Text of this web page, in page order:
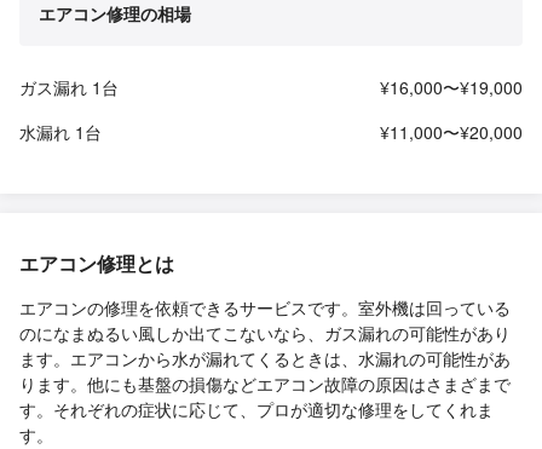
エアコン修理の相場
ガス漏れ 1台
¥16,000〜¥19,000
水漏れ 1台
¥11,000〜¥20,000
エアコン修理とは
エアコンの修理を依頼できるサービスです。室外機は回っている
のになまぬるい風しか出てこないなら、ガス漏れの可能性があり
ます。エアコンから水が漏れてくるときは、水漏れの可能性があ
ります。他にも基盤の損傷などエアコン故障の原因はさまざまで
す。それぞれの症状に応じて、プロが適切な修理をしてくれま
す。